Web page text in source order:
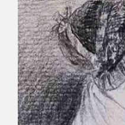
SEDE
CONTACT
EXPOSICIONES